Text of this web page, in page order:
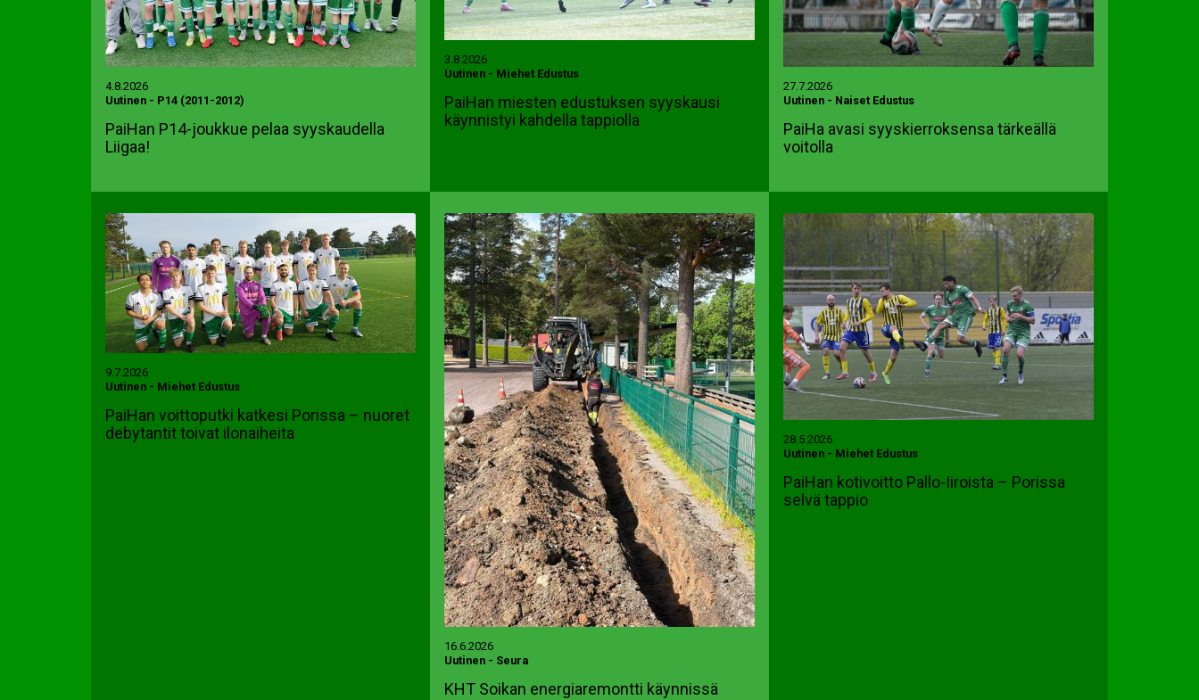
4.8.2026
Uutinen - P14 (2011-2012)
PaiHan P14-joukkue pelaa syyskaudella
Liigaa!
3.8.2026
Uutinen - Miehet Edustus
PaiHan miesten edustuksen syyskausi
käynnistyi kahdella tappiolla
27.7.2026
Uutinen - Naiset Edustus
PaiHa avasi syyskierroksensa tärkeällä
voitolla
9.7.2026
Uutinen - Miehet Edustus
PaiHan voittoputki katkesi Porissa – nuoret
debytantit toivat ilonaiheita
16.6.2026
Uutinen - Seura
KHT Soikan energiaremontti käynnissä
28.5.2026
Uutinen - Miehet Edustus
PaiHan kotivoitto Pallo-Iiroista – Porissa
selvä tappio